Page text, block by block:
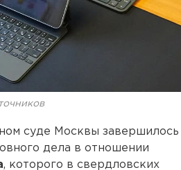
суде Москвы завершилось
дела в отношении
, которого в свердловских